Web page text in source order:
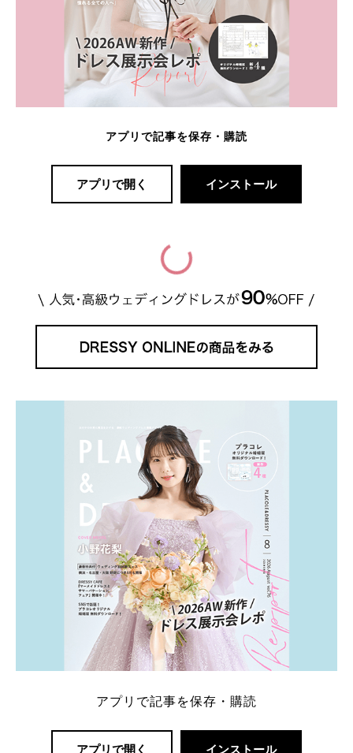
アプリで記事を保存・購読
アプリで開く インストール
アプリで記事を保存・購読
アプリで開く インストール